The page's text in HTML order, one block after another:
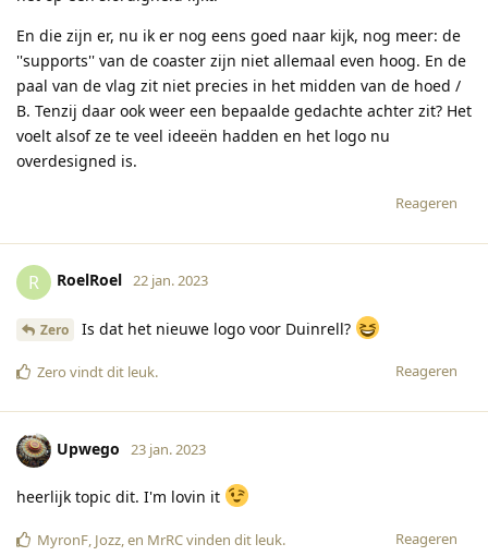
En die zijn er, nu ik er nog eens goed naar kijk, nog meer: de
''supports'' van de coaster zijn niet allemaal even hoog. En de
paal van de vlag zit niet precies in het midden van de hoed /
B. Tenzij daar ook weer een bepaalde gedachte achter zit? Het
voelt alsof ze te veel ideeën hadden en het logo nu
overdesigned is.
Reageren
R RoelRoel 22 jan. 2023
Zero Is dat het nieuwe logo voor Duinrell?
Reageren
Zero vindt dit leuk.
Upwego 23 jan. 2023
heerlijk topic dit. I'm lovin it
Reageren
MyronF, Jozz, en MrRCvinden dit leuk.